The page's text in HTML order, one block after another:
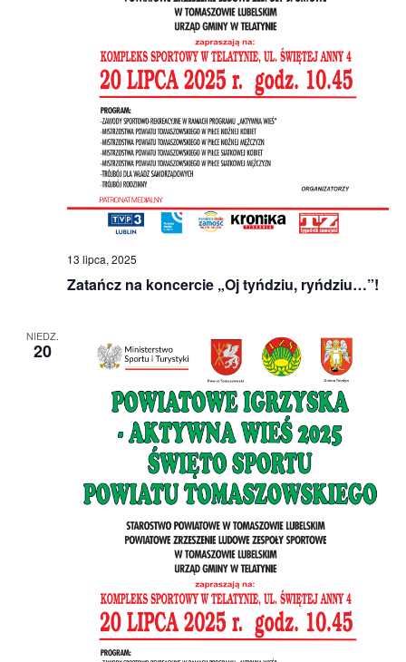
Zatańcz na koncercie „Oj tyńdziu, ryńdziu…”!
13 lipca, 2025
NIEDZ.
20